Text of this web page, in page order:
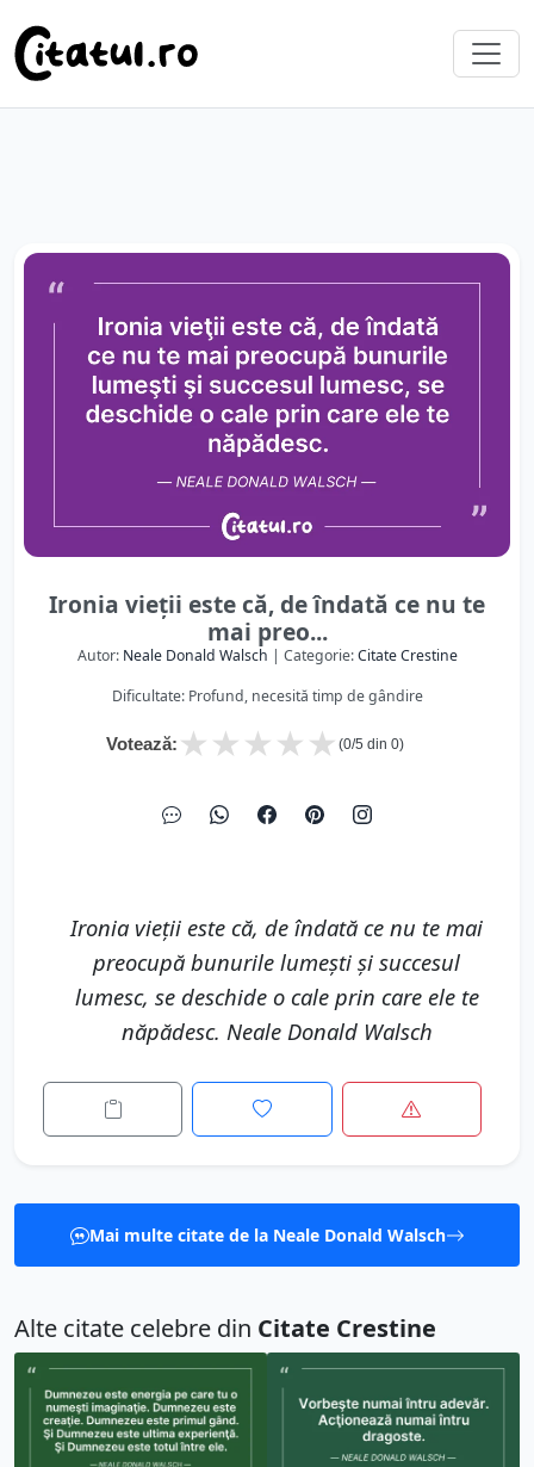
Ironia vieţii este că, de îndată ce nu te
mai preo...
Autor: Neale Donald Walsch | Categorie:Citate Crestine
Dificultate: Profund, necesită timp de gândire
Votează: ★
★
★
★
★ (0/5 din 0)
Ironia vieţii este că, de îndată ce nu te mai
preocupă bunurile lumeşti şi succesul
lumesc, se deschide o cale prin care ele te
năpădesc. Neale Donald Walsch
Mai multe citate de la Neale Donald Walsch
Alte citate celebre din Citate Crestine